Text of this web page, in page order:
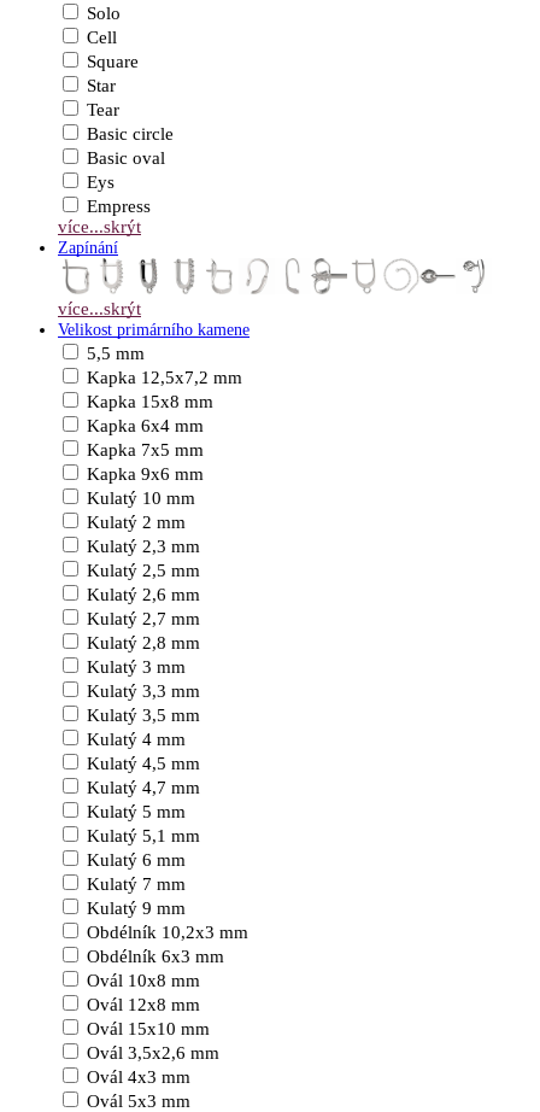
Solo
Cell
Square
Star
Tear
Basic circle
Basic oval
Eys
Empress
více...skrýt
Zapínání
více...skrýt
Velikost primárního kamene
5,5 mm
Kapka 12,5x7,2 mm
Kapka 15x8 mm
Kapka 6x4 mm
Kapka 7x5 mm
Kapka 9x6 mm
Kulatý 10 mm
Kulatý 2 mm
Kulatý 2,3 mm
Kulatý 2,5 mm
Kulatý 2,6 mm
Kulatý 2,7 mm
Kulatý 2,8 mm
Kulatý 3 mm
Kulatý 3,3 mm
Kulatý 3,5 mm
Kulatý 4 mm
Kulatý 4,5 mm
Kulatý 4,7 mm
Kulatý 5 mm
Kulatý 5,1 mm
Kulatý 6 mm
Kulatý 7 mm
Kulatý 9 mm
Obdélník 10,2x3 mm
Obdélník 6x3 mm
Ovál 10x8 mm
Ovál 12x8 mm
Ovál 15x10 mm
Ovál 3,5x2,6 mm
Ovál 4x3 mm
Ovál 5x3 mm